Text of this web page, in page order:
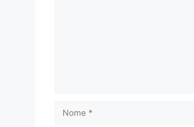
Nome